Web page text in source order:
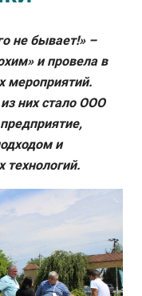
не бывает!» –
и провела в
мероприятий.
них стало ООО
и
технологий.